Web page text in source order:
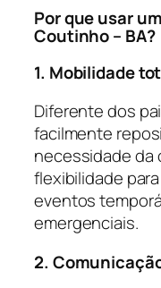
Por que usar
Coutinho – BA?
1. Mobilidade
Diferente dos
facilmente
necessidade da
flexibilidade
eventos
emergenciais.
2.